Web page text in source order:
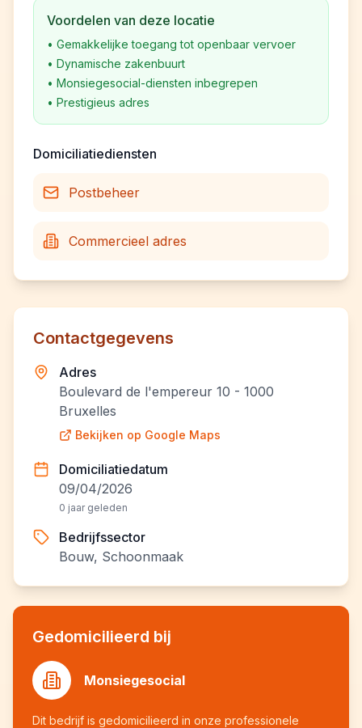
Voordelen van deze locatie
• Gemakkelijke toegang tot openbaar vervoer
• Dynamische zakenbuurt
• Monsiegesocial-diensten inbegrepen
• Prestigieus adres
Domiciliatiediensten
Postbeheer
Commercieel adres
Contactgegevens
Adres
Boulevard de l'empereur 10 - 1000
Bruxelles
Bekijken op Google Maps
Domiciliatiedatum
09/04/2026
0 jaar geleden
Bedrijfssector
Bouw, Schoonmaak
Gedomicilieerd bij
Monsiegesocial
Dit bedrijf is gedomicilieerd in onze professionele